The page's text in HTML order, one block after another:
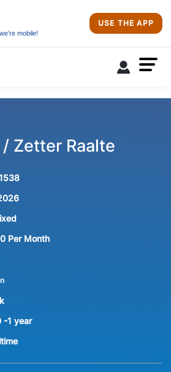
mobile!
USE THE APP
Zetter Raalte
Per Month
-1 year